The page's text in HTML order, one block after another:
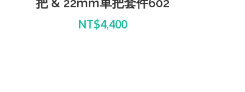
把 & 22mm車把套件602
NT$4,400